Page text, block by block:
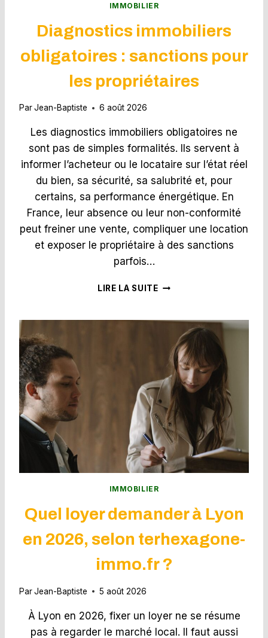
IMMOBILIER
Diagnostics immobiliers
obligatoires : sanctions pour
les propriétaires
ParJean-Baptiste 6 août 2026
Les diagnostics immobiliers obligatoires ne
sont pas de simples formalités. Ils servent à
informer l’acheteur ou le locataire sur l’état réel
du bien, sa sécurité, sa salubrité et, pour
certains, sa performance énergétique. En
France, leur absence ou leur non-conformité
peut freiner une vente, compliquer une location
et exposer le propriétaire à des sanctions
parfois…
LIRE LA SUITED
G
I
C
S
I
M
M
O
B
I
I
R
O
G
A
IMMOBILIER
Quel loyer demander à Lyon
en 2026, selon terhexagone-
immo.fr ?
ParJean-Baptiste 5 août 2026
À Lyon en 2026, fixer un loyer ne se résume
pas à regarder le marché local. Il faut aussi